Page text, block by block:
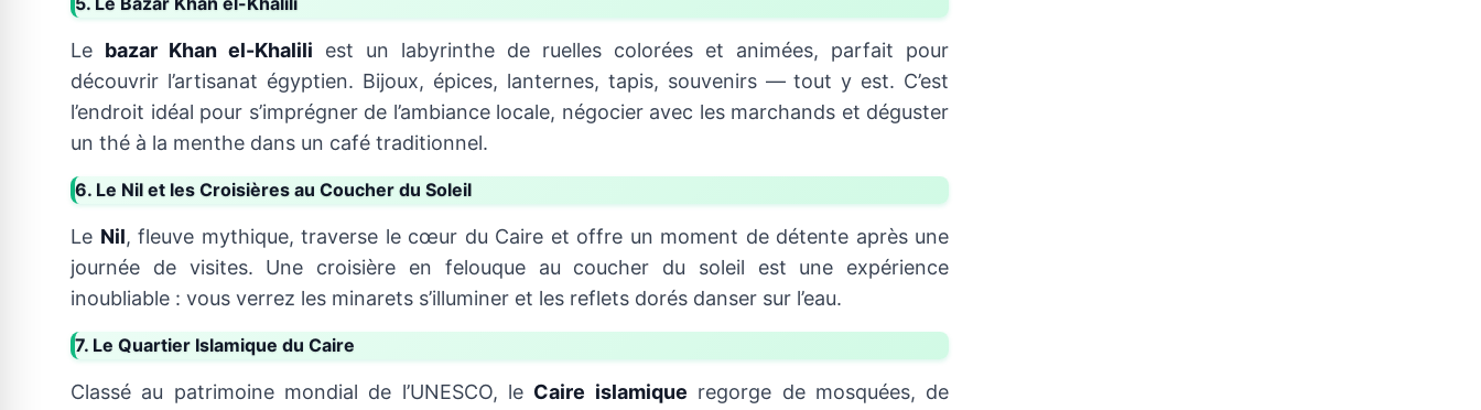
Le bazar Khan el-Khalili est un labyrinthe de ruelles colorées et animées, parfait pour
découvrir l’artisanat égyptien. Bijoux, épices, lanternes, tapis, souvenirs — tout y est. C’est
l’endroit idéal pour s’imprégner de l’ambiance locale, négocier avec les marchands et déguster
un thé à la menthe dans un café traditionnel.
6. Le Nil et les Croisières au Coucher du Soleil
Le Nil, fleuve mythique, traverse le cœur du Caire et offre un moment de détente après une
journée de visites. Une croisière en felouque au coucher du soleil est une expérience
inoubliable : vous verrez les minarets s’illuminer et les reflets dorés danser sur l’eau.
7. Le Quartier Islamique du Caire
Classé au patrimoine mondial de l’UNESCO, le Caire islamique regorge de mosquées, de